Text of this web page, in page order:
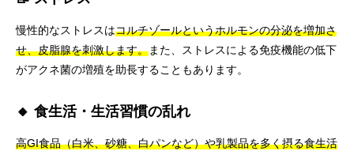
慢性的なストレスはコルチゾールというホルモンの分泌を増加さ
せ、皮脂腺を刺激します。また、ストレスによる免疫機能の低下
がアクネ菌の増殖を助長することもあります。
🔸 食生活・生活習慣の乱れ
高GI食品（白米、砂糖、白パンなど）や乳製品を多く摂る食生活